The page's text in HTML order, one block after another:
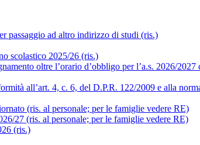
passaggio ad altro indirizzo di studi (ris.)
scolastico 2025/26 (ris.)
oltre l’orario d’obbligo per l’a.s. 2026/
all’art. 4, c. 6, del D.P.R. 122/2009 e alla
(ris. al personale; per le famiglie vedere RE)
27 (ris. al personale; per le famiglie vedere RE)
(ris.)